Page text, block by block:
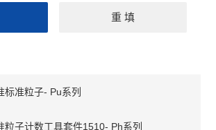
标准粒子- Pu系列
粒子计数工具套件1510- Ph系列